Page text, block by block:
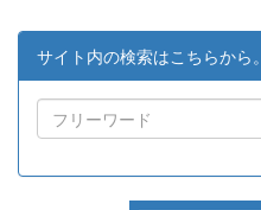
サイト内の検索はこちらから。